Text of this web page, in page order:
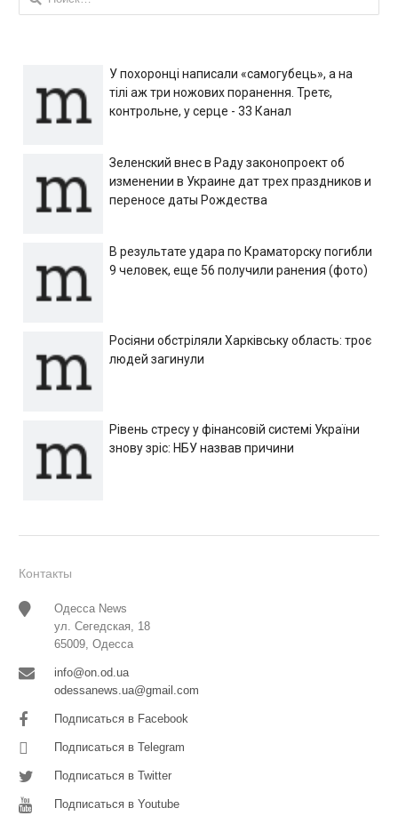
У похоронці написали «самогубець», а на
тілі аж три ножових поранення. Третє,
контрольне, у серце - 33 Канал
Зеленский внес в Раду законопроект об
изменении в Украине дат трех праздников и
переносе даты Рождества
В результате удара по Краматорску погибли
9 человек, еще 56 получили ранения (фото)
Росіяни обстріляли Харківську область: троє
людей загинули
Рівень стресу у фінансовій системі України
знову зріс: НБУ назвав причини
Контакты
Одесса News
ул. Сегедская, 18
65009, Одесса
info@on.od.ua
odessanews.ua@gmail.com
Подписаться в Facebook
Подписаться в Telegram
Подписаться в Twitter
Подписаться в Youtube